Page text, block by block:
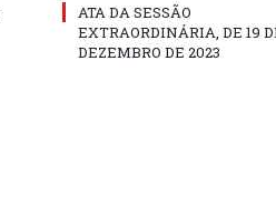
ATA DA SESSÃO
EXTRAORDINÁRIA, DE 19
DEZEMBRO DE 2023